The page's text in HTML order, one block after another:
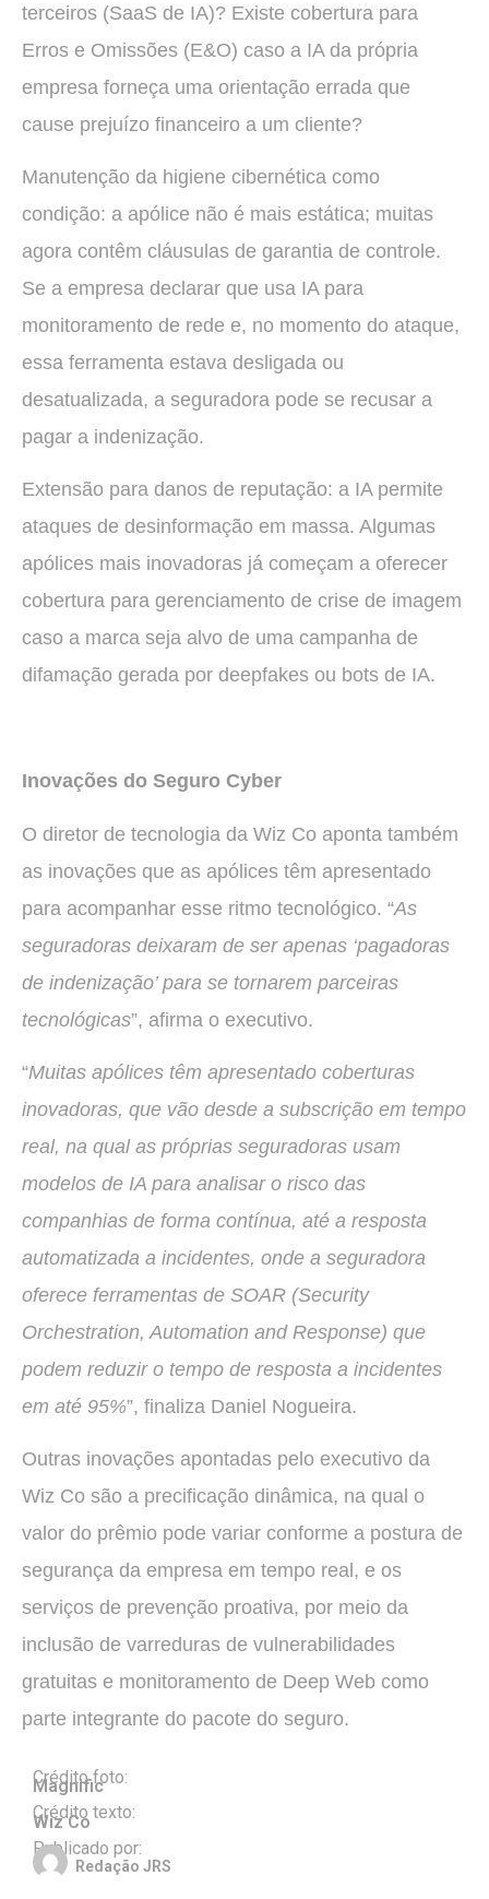
terceiros (SaaS de IA)? Existe cobertura para
Erros e Omissões (E&O) caso a IA da própria
empresa forneça uma orientação errada que
cause prejuízo financeiro a um cliente?
Manutenção da higiene cibernética como
condição: a apólice não é mais estática; muitas
agora contêm cláusulas de garantia de controle.
Se a empresa declarar que usa IA para
monitoramento de rede e, no momento do ataque,
essa ferramenta estava desligada ou
desatualizada, a seguradora pode se recusar a
pagar a indenização.
Extensão para danos de reputação: a IA permite
ataques de desinformação em massa. Algumas
apólices mais inovadoras já começam a oferecer
cobertura para gerenciamento de crise de imagem
caso a marca seja alvo de uma campanha de
difamação gerada por deepfakes ou bots de IA.
Inovações do Seguro Cyber
O diretor de tecnologia da Wiz Co aponta também
as inovações que as apólices têm apresentado
para acompanhar esse ritmo tecnológico. “As
seguradoras deixaram de ser apenas ‘pagadoras
de indenização’ para se tornarem parceiras
tecnológicas”, afirma o executivo.
“Muitas apólices têm apresentado coberturas
inovadoras, que vão desde a subscrição em tempo
real, na qual as próprias seguradoras usam
modelos de IA para analisar o risco das
companhias de forma contínua, até a resposta
automatizada a incidentes, onde a seguradora
oferece ferramentas de SOAR (Security
Orchestration, Automation and Response) que
podem reduzir o tempo de resposta a incidentes
em até 95%”, finaliza Daniel Nogueira.
Outras inovações apontadas pelo executivo da
Wiz Co são a precificação dinâmica, na qual o
valor do prêmio pode variar conforme a postura de
segurança da empresa em tempo real, e os
serviços de prevenção proativa, por meio da
inclusão de varreduras de vulnerabilidades
gratuitas e monitoramento de Deep Web como
parte integrante do pacote do seguro.
Crédito foto:
Magnific
Crédito texto:
Wiz Co
Publicado por:
Redação JRS